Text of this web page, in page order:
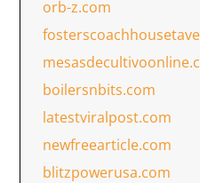
orb-z.com
boilersnbits.com
latestviralpost.com
newfreearticle.com
blitzpowerusa.com